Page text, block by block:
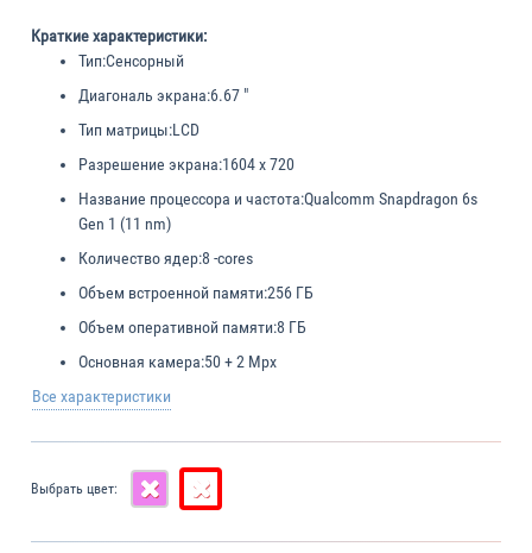
Краткие характеристики:
Тип:Сенсорный
Диагональ экрана:6.67 "
Тип матрицы:LCD
Разрешение экрана:1604 x 720
Название процессора и частота:Qualcomm Snapdragon 6s
Gen 1 (11 nm)
Количество ядер:8 -cores
Объем встроенной памяти:256 ГБ
Объем оперативной памяти:8 ГБ
Основная камера:50 + 2 Mpx
Все характеристики
Выбрать цвет: